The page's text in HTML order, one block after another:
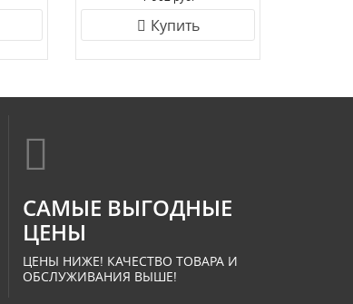
Купить
САМЫЕ ВЫГОДНЫЕ
ЦЕНЫ
ЦЕНЫ НИЖЕ! КАЧЕСТВО ТОВАРА И
ОБСЛУЖИВАНИЯ ВЫШЕ!